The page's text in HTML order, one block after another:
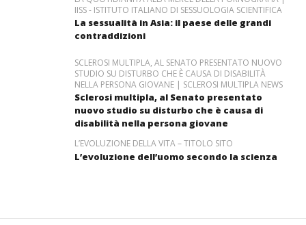
IISS - ISTITUTO ITALIANO DI SESSUOLOGIA SCIENTIFICA
La sessualità in Asia: il paese delle grandi
contraddizioni
SCLEROSI MULTIPLA, AL SENATO PRESENTATO NUOVO
STUDIO SU DISTURBO CHE È CAUSA DI DISABILITÀ
NELLA PERSONA GIOVANE | SCLEROSI MULTIPLA NEWS
Sclerosi multipla, al Senato presentato
nuovo studio su disturbo che è causa di
disabilità nella persona giovane
L’EVOLUZIONE DELLA VITA – TITOLO SITO
L’evoluzione dell’uomo secondo la scienza